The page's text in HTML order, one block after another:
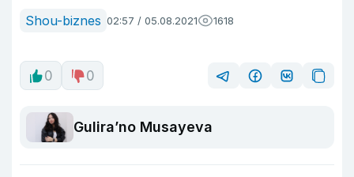
Shou-biznes 02:57 / 05.08.2021 1618
0 0
Guliraʼno Musayeva